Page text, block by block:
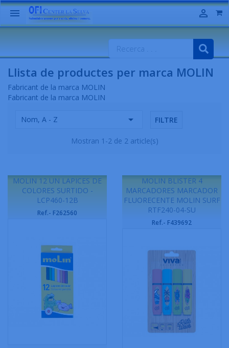
 
Llista de productes per marca MOLIN
Fabricant de la marca MOLIN
Fabricant de la marca MOLIN
Nom, A - Z  FILTRE
Mostran 1-2 de 2 article(s)
MOLIN 12 UN LAPICES DE
COLORES SURTIDO -
LCP460-12B
Ref.- F262560
MOLIN BLISTER 4
MARCADORES MARCADOR
FLUORECENTE MOLIN SURF
RTF240-04-SU
Ref.- F439692